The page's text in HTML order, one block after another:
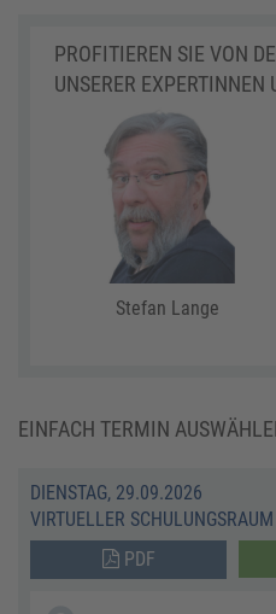
PROFITIEREN SIE VON
UNSERER EXPERTINNEN
Stefan Lange
EINFACH TERMIN
DIENSTAG, 29.09.2026
VIRTUELLER SCHULUNGSRAUM
PDF